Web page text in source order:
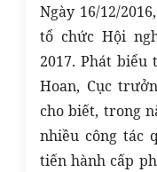
Ngày 16/12/
tổ chức Hội
2017. Phát biểu
Hoan, Cục
cho biết, trong
nhiều công tác
tiến hành cấp